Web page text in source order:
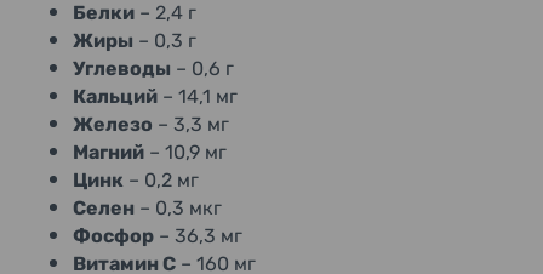
Белки – 2,4 г
Жиры – 0,3 г
Углеводы – 0,6 г
Кальций – 14,1 мг
Железо – 3,3 мг
Магний – 10,9 мг
Цинк – 0,2 мг
Селен – 0,3 мкг
Фосфор – 36,3 мг
Витамин C – 160 мг